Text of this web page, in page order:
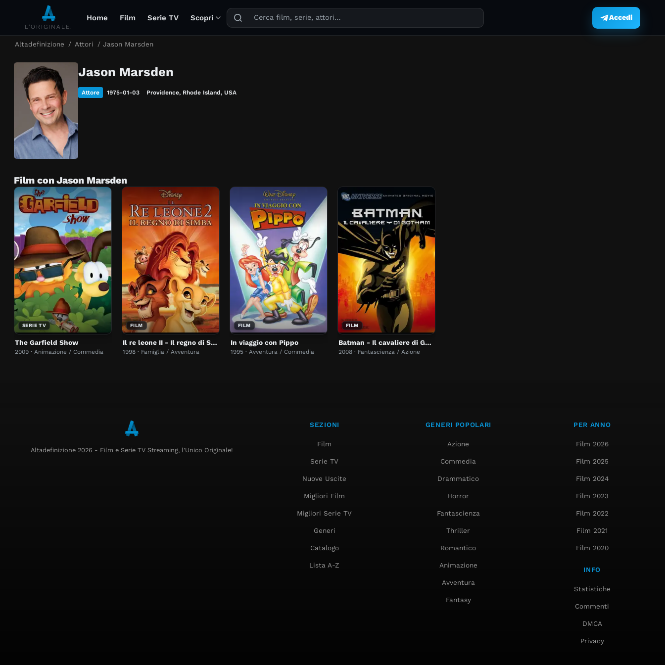
L'ORIGINALE.
Home Film Serie TV Scopri
Puoi cercare film, serie TV, attori, registi, generi e temi.
Accedi
Altadefinizione / Attori / Jason Marsden
Jason Marsden
Attore 1975-01-03 Providence, Rhode Island, USA
Film con Jason Marsden
SERIE TV
The Garfield Show
2009 · Animazione / Commedia
FILM
Il re leone II - Il regno di Simba
1998 · Famiglia / Avventura
FILM
In viaggio con Pippo
1995 · Avventura / Commedia
FILM
Batman - Il cavaliere di Gotham
2008 · Fantascienza / Azione
Altadefinizione 2026 - Film e Serie TV Streaming, l'Unico Originale!
SEZIONI
Film
Serie TV
Nuove Uscite
Migliori Film
Migliori Serie TV
Generi
Catalogo
Lista A-Z
GENERI POPOLARI
Azione
Commedia
Drammatico
Horror
Fantascienza
Thriller
Romantico
Animazione
Avventura
Fantasy
PER ANNO
Film 2026
Film 2025
Film 2024
Film 2023
Film 2022
Film 2021
Film 2020
INFO
Statistiche
Commenti
DMCA
Privacy